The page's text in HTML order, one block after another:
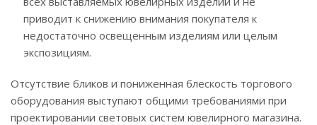
приводит к снижению внимания покупателя к
недостаточно освещенным изделиям или целым
экспозициям.
Отсутствие бликов и пониженная блескость торгового
оборудования выступают общими требованиями при
проектировании световых систем ювелирного магазина.